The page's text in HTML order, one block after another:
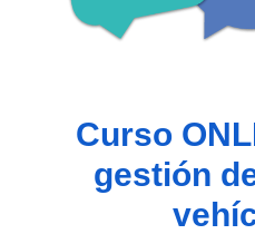
Curso
gestión